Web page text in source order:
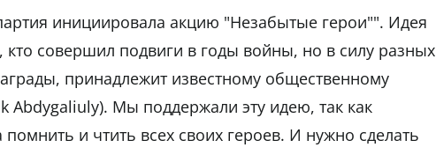
инициировала акцию "Незабытые герои"". Идея
кто совершил подвиги в годы войны, но в силу разных
принадлежит известному общественному
Abdygaliuly). Мы поддержали эту идею, так как
и чтить всех своих героев. И нужно сделать